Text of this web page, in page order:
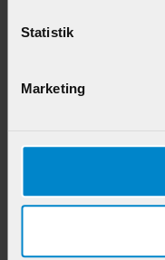
Statistik
Marketing
Andre